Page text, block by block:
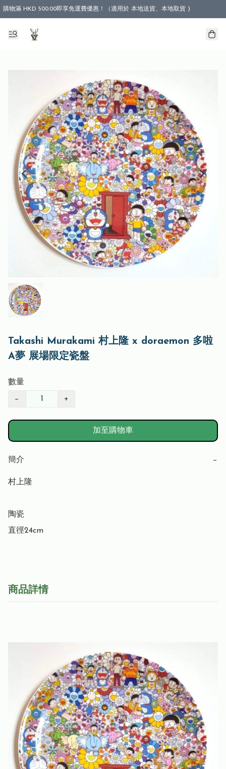
購物滿 HKD 500.00即享免運費優惠！（適用於 本地送貨、本地取貨 )
Takashi Murakami 村上隆 x doraemon 多啦
A夢 展場限定瓷盤
數量
− +
加至購物車
簡介 −
村上隆
陶瓷
直徑24cm
商品詳情